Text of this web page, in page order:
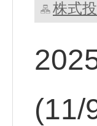
株式
(11/